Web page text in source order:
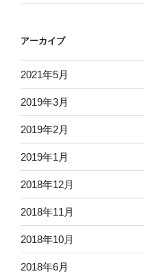
アーカイブ
2021年5月
2019年3月
2019年2月
2019年1月
2018年12月
2018年11月
2018年10月
2018年6月